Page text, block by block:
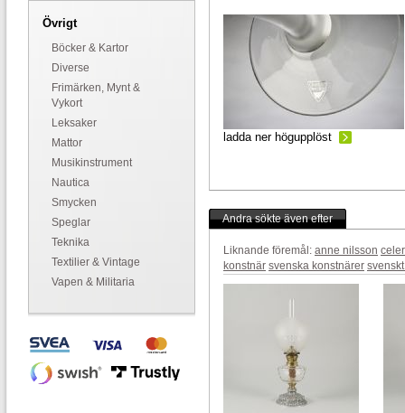
Övrigt
Böcker & Kartor
Diverse
Frimärken, Mynt &
Vykort
Leksaker
Mattor
Musikinstrument
Nautica
Smycken
Speglar
Teknika
Textilier & Vintage
Vapen & Militaria
ladda ner högupplöst
Andra sökte även efter
Liknande föremål: anne nilsson
konstnär svenska konstnärer